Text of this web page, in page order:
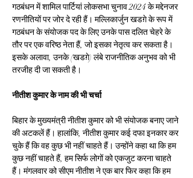
गठबंधन में शामिल पार्टियां लोकसभा चुनाव 2024 के मद्देनजर
रणनीतियों पर जोर दे रही हैं। मल्लिकार्जुन खडग़े के रूप में
गठबंधन के संयोजक पद के लिए उनके पास दलित चेहरे के
तौर पर एक वरिष्ठ नेता हैं, जो इसका नेतृत्व कर सकता है।
इसके अलावा, उनके (खडग़े) लंबे राजनीतिक अनुभव को भी
तरजीह दी जा सकती है।
नीतीश कुमार के नाम की भी चर्चा
बिहार के मुख्यमंत्री नीतीश कुमार को भी संयोजक बनाए जाने
की अटकलें हैं। हालांकि, नीतीश कुमार कई दफा इनकार कर
चुके हैं कि वह कुछ भी नहीं चाहते हैं। उन्होंने कहा था कि हम
कुछ नहीं चाहते हैं, हम सिर्फ लोगों को एकजुट करना चाहते
हैं। मंगलवार को सीएम नीतीश ने एक बार फिर कहा कि हम